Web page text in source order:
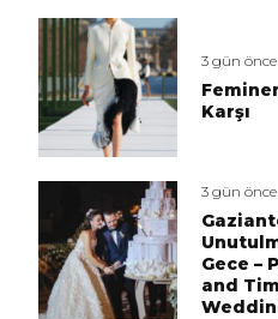
3 gün önce
Karşı
3 gün önce
Gece –
and